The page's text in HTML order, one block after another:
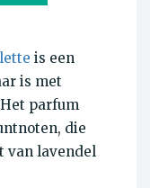
is een
is met
parfum
die
van lavendel